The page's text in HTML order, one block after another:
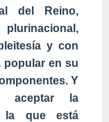
del Reino,
y con
popular en su
Y
aceptar la
la que está